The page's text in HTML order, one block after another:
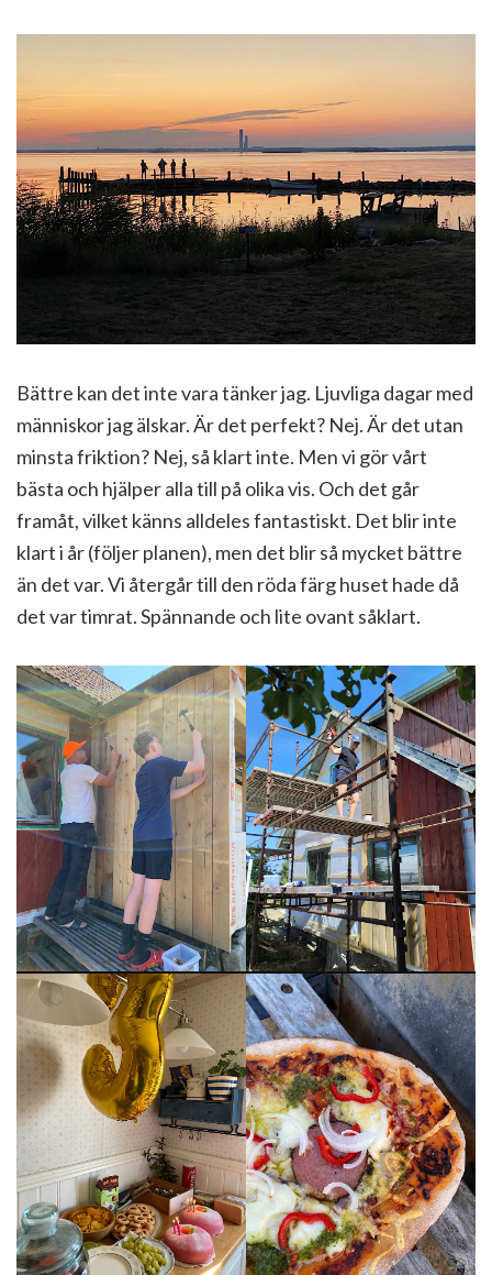
Bättre kan det inte vara tänker jag. Ljuvliga dagar med
människor jag älskar. Är det perfekt? Nej. Är det utan
minsta friktion? Nej, så klart inte. Men vi gör vårt
bästa och hjälper alla till på olika vis. Och det går
framåt, vilket känns alldeles fantastiskt. Det blir inte
klart i år (följer planen), men det blir så mycket bättre
än det var. Vi återgår till den röda färg huset hade då
det var timrat. Spännande och lite ovant såklart.